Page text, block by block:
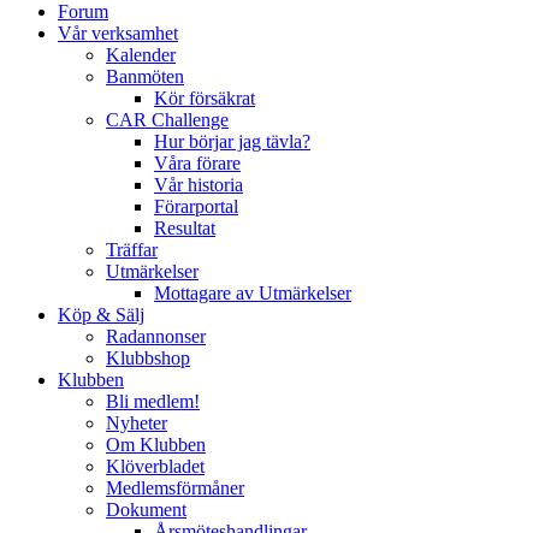
Forum
Vår verksamhet
Kalender
Banmöten
Kör försäkrat
CAR Challenge
Hur börjar jag tävla?
Våra förare
Vår historia
Förarportal
Resultat
Träffar
Utmärkelser
Mottagare av Utmärkelser
Köp & Sälj
Radannonser
Klubbshop
Klubben
Bli medlem!
Nyheter
Om Klubben
Klöverbladet
Medlemsförmåner
Dokument